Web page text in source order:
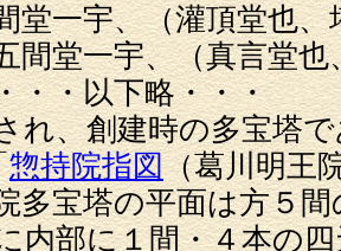
堂一宇、（灌頂堂也
間堂一宇、（真言堂
・・以下略・・・
、創建時の多宝塔で
惣持院指図（葛川明王
多宝塔の平面は方５
内部に１間・４本の